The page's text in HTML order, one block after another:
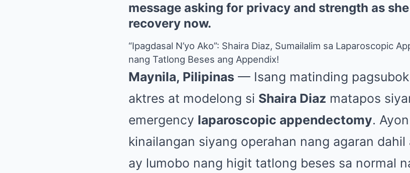
message asking for privacy and strength as
recovery now.
“Ipagdasal N’yo Ako”: Shaira Diaz, Sumailalim sa Laparoscopic
nang Tatlong Beses ang Appendix!
Maynila, Pilipinas — Isang matinding
aktres at modelong si Shaira Diaz matapos
emergency laparoscopic appendectomy.
kinailangan siyang operahan nang agaran
ay lumobo nang higit tatlong beses sa normal